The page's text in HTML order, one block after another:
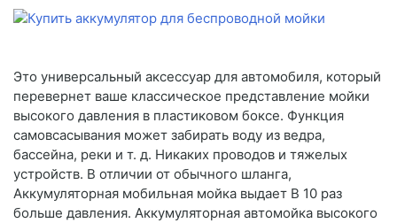
Это универсальный аксессуар для автомобиля, который
перевернет ваше классическое представление мойки
высокого давления в пластиковом боксе. Функция
самовсасывания может забирать воду из ведра,
бассейна, реки и т. д. Никаких проводов и тяжелых
устройств. В отличии от обычного шланга,
Аккумуляторная мобильная мойка выдает В 10 раз
больше давления. Аккумуляторная автомойка высокого